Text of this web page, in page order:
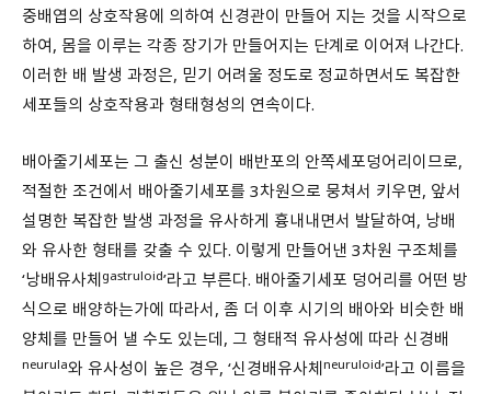
중배엽의 상호작용에 의하여 신경관이 만들어 지는 것을 시작으로
하여, 몸을 이루는 각종 장기가 만들어지는 단계로 이어져 나간다.
이러한 배 발생 과정은, 믿기 어려울 정도로 정교하면서도 복잡한
세포들의 상호작용과 형태형성의 연속이다.
배아줄기세포는 그 출신 성분이 배반포의 안쪽세포덩어리이므로,
적절한 조건에서 배아줄기세포를 3차원으로 뭉쳐서 키우면, 앞서
설명한 복잡한 발생 과정을 유사하게 흉내내면서 발달하여, 낭배
와 유사한 형태를 갖출 수 있다. 이렇게 만들어낸 3차원 구조체를
‘낭배유사체gastruloid’라고 부른다. 배아줄기세포 덩어리를 어떤 방
식으로 배양하는가에 따라서, 좀 더 이후 시기의 배아와 비슷한 배
양체를 만들어 낼 수도 있는데, 그 형태적 유사성에 따라 신경배
neurula와 유사성이 높은 경우, ‘신경배유사체neuruloid’라고 이름을